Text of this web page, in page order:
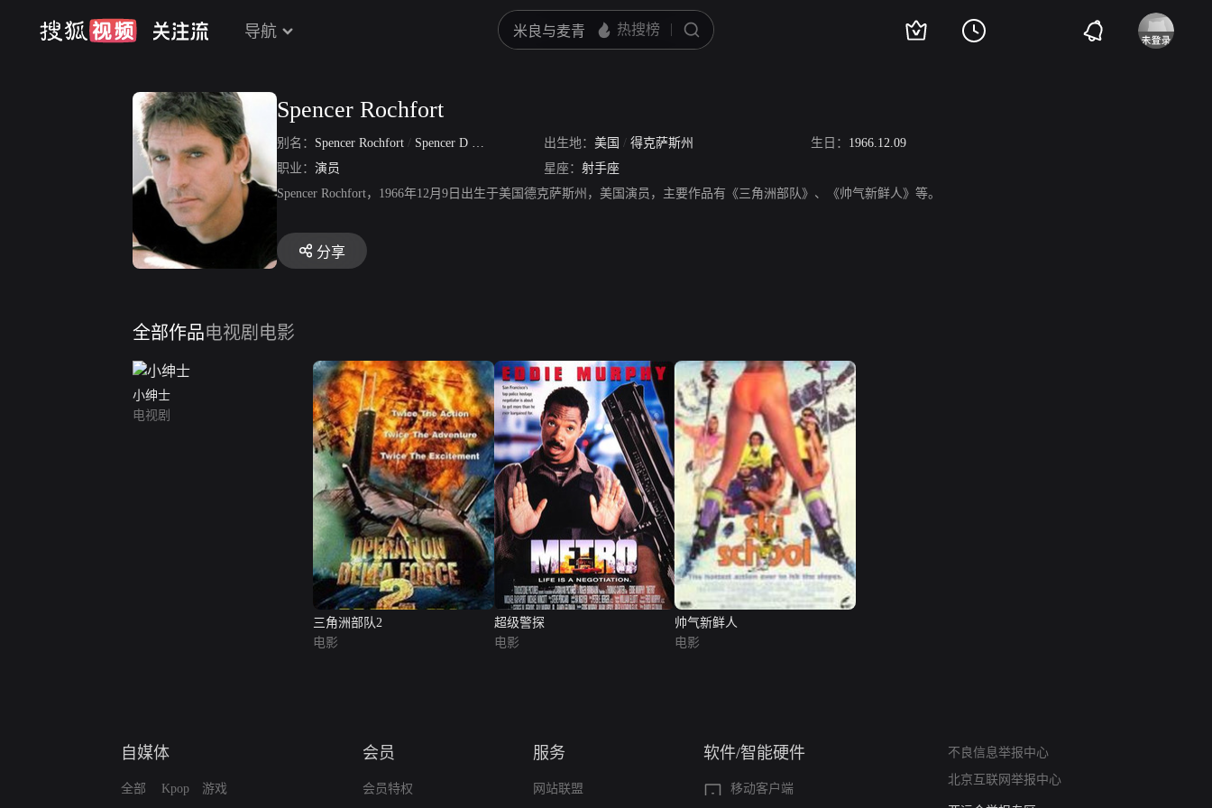
导航
Spencer Rochfort
别名： Spencer Rochfort / Spencer D Oyly Rochfort 出生地： 美国 / 得克萨斯州 生日： 1966.12.09
职业： 演员 星座： 射手座
Spencer Rochfort，1966年12月9日出生于美国德克萨斯州，美国演员，主要作品有《三角洲部队》、《帅气新鲜人》等。
分享
全部作品电视剧 电影
小绅士
电视剧
三角洲部队2
电影
超级警探
电影
帅气新鲜人
电影
自媒体
全部 Kpop 游戏
会员
会员特权
服务
网站联盟
软件/智能硬件
移动客户端
不良信息举报中心
北京互联网举报中心
算法推荐专项举报